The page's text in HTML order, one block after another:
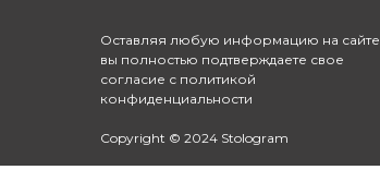
Оставляя любую информацию на сайте,
вы полностью подтверждаете свое
согласие с политикой
конфиденциальности
Copyright © 2024 Stologram